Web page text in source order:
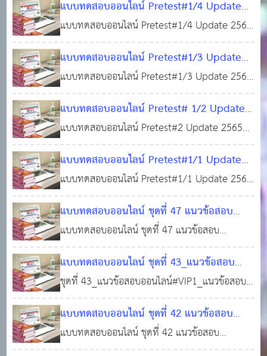
กำหนดแผนและขั้นตอนการกระจายอำนาจให้แก่
องค์กรปก
วิชากฎหมายพื้นฐานที่ใช้ในการปฏิบัติราชการ
พร้อมใบเกียรติบัตร
24 พ.ค. 2565
0
3,623
ชาความรู้ความสามารถทั่วไป #แนวข้อสอบ
กฎหมายพื้นฐานที่ใช้ในการปฏิบัติราชการ เนื้อหา
แนวข้อสอบชุดนี้ ประกอบด้วย 1 รัฐธรรมนูญแห่ง
ราชอาณาจักรไทย พุทธศักราช 2560 2 พระราช
บัญญัต
แบบทดสอบออนไลน์ Pretest#1/4 Update
2565 แนวข้อสอบท้องถิ่น เตรียมสอบบรรจุท้อง
ถิ่น วิชาความรู้ความสามารถทั่วไป(ภาค ก)
พร้อมใบเกียรติบัตร
10 พ.ค. 2565
0
3,005
แบบทดสอบออนไลน์ Pretest#1/4 Update 2565
แนวข้อสอบท้องถิ่น เตรียมสอบบรรจุท้องถิ่น วิชา
ความรู้ความสามารถทั่วไป(ภาค ก) พร้อมใบเกียรติ
บัตร เนื้อหาแนวข้อสอบชุดนี้ ประกอบด้วย แนว
ข้อสอบการจัดประเภทแบบเข้าพวก แนวข้อสอบการ
จัดประเภทแบบข้อใดไม่เข้าพวก แนวข้อสอบการสะ
แบบทดสอบออนไลน์ Pretest#1/3 Update
2565 แนวข้อสอบ เตรียมสอบบรรจุท้องถิ่น
#ชุดวิชาความรู้ความสามารถทั่วไป(ภาค ก)
พร้อมใบเกียรติบัตร
06 พ.ค. 2565
0
3,496
แบบทดสอบออนไลน์ Pretest#1/3 Update 2565
แนวข้อสอบ เตรียมสอบบรรจุท้องถิ่น #ชุดวิชาความ
รู้ความสามารถทั่วไป เนื้อหาแนวข้อสอบชุดนี้
ประกอบด้วย แนวข้อสอบการอ่านจับใจความ แนว
ข้อสอบการใช้ภาษาการเติมคำที่ถูกต้องลงในช่อง
ว่าง แนวข้อสอบการเขียนประโยคได้ถูกต้องตามหลั
แบบทดสอบออนไลน์ Pretest# 1/2 Update
2565 แนวข้อสอบ เตรียมสอบบรรจุท้องถิ่น ชุด
วิชาความรู้ความสามารถทั่ไป(ภาค ก) พร้อมใบ
เกียรติบัตร
02 พ.ค. 2565 0 2,983
แบบทดสอบออนไลน์ Pretest#2 Update 2565
แนวข้อสอบ เตรียมสอบบรรจุท้องถิ่น #ชุดวิชาความ
รู้ความสามารถทั่ไป เนื้อหาแนวข้อสอบชุดนี้
ประกอบด้วยแนวข้อสอบปรัชญาเศรษฐกิจพอเพียง
แนวข้อสอบโมเดลเศรษฐกิจประเทศไทย 4.0 และ
แนวข้อสอบแผนพัฒนาเศรษฐกิจและสังคมแห่งชาติ
ฉบับที่
แบบทดสอบออนไลน์ Pretest#1/1 Update
2565 แบบทดสอบแนวข้อสอบเตรียมสอบบรรจุ
ท้องถิ่น #ชุดวิชาความรู้ความสามารถทั่วไป(ภาค
ก) พร้อมใบเกียรติบัตร
02 พ.ค. 2565
0
3,556
แบบทดสอบออนไลน์ Pretest#1/1 Update 2565
แบบทดสอบแนวข้อสอบ เตรียมสอบบรรจุท้องถิ่น
#ชุดวิชาความรู้ความสามารถทั่วไป เนื้อหาแนว
ข้อสอบชุดนี้ ประกอบด้วย แนวข้อสอบตรรกศาสตร์
แนวข้อสอบเงื่อนไขภาษา แนวข้อสอบการวิเคราะห์
ข้อมูลจากตาราง แนวข้อสอบอนุกรม แนวข้อสอบ
คณิตศ
แบบทดสอบออนไลน์ ชุดที่ 47 แนวข้อสอบ
ระเบียบสำนักนายกรัฐมนตรีว่าด้วยงานสารบรรณ
พ.ศ. 2526 แก้ไขเพิ่มเติมถึงฉบับที่ 2 พ.ศ. 2548
พร้อมใบเกียรติบัตร
20 ม.ค. 2565
0
17,790
แบบทดสอบออนไลน์ ชุดที่ 47 แนวข้อสอบ
-ระเบียบสำนักนำยกรัฐมนตรีว่าด้วยงานสารบรรณ
พ.ศ. 2526 -ระเบียบสำนักนำยกรัฐมนตรีว่าด้วยงาน
สารบรรณ (ฉบับที่ 2) พ.ศ. 2548 -ระเบียบสำนักนำ
ยกรัฐมนตรีว่าด้วยงานสารบรรณ (ฉบับที่ 3) พ.ศ.
2560 3-ระเบียบสำนักนำยกรัฐมนตรีว่าด้วยงาน
แบบทดสอบออนไลน์ ชุดที่ 43_แนวข้อสอบ
ออนไลน์#VIP1_แนวข้อสอบท้องถิ่น (ชุดติวสอบ
100 ข้อ พร้อมเฉลย)
25 ต.ค. 2564
0
4,892
ชุดที่ 43_แนวข้อสอบออนไลน์#VIP1_แนวข้อสอบ
ท้องถิ่น (ชุดติวสอบ 100 ข้อ พร้อมเฉลย) #ทำแบบ
ทดสอบฟรี!!! #ข้อสอบท้องถิ่นฟรี !!! #สอบบรรจุ
ท้องถิ่น #แหล่งเรียนรู้ของคนท้องถิ่น
แบบทดสอบออนไลน์ ชุดที่ 42 แนวข้อสอบ
ออนไลน์#ชุดติวสอบ_VIP1_แนวข้อสอบท้องถิ่น
(ชุดติวสอบ 90 ข้อ พร้อมเฉลย)
21 ต.ค. 2564
แบบทดสอบออนไลน์ ชุดที่ 42 แนวข้อสอบ
ออนไลน์#ชุดติวสอบ_VIP1_แนวข้อสอบท้องถิ่น